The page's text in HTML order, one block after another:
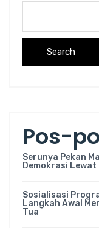
Search
Pos-
Serunya Pekan
Demokrasi Lewat
Sosialisasi
Langkah Awal
Tua